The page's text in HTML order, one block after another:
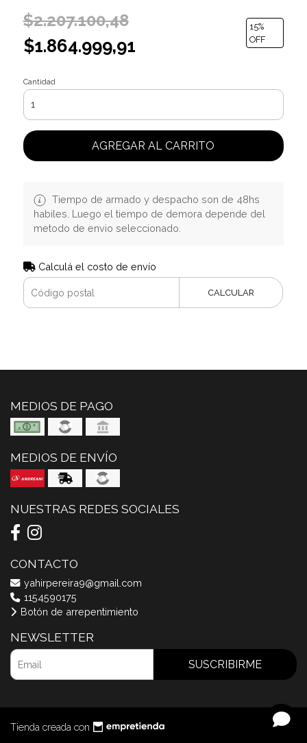
$2.207.100,48
$1.864.999,91
15%
OFF
Cantidad
AGREGAR AL CARRITO
Tiempo de armado y despacho son de 48hs
habiles. Luego el tiempo de demora depende del
metodo de envio seleccionado.
Calculá el costo de envío
CALCULAR
MEDIOS DE PAGO
MEDIOS DE ENVÍO
NUESTRAS REDES SOCIALES
CONTACTO
yahirpereira9@gmail.com
1154590175
Botón de arrepentimiento
NEWSLETTER
SUSCRIBIRME
Tienda creada con